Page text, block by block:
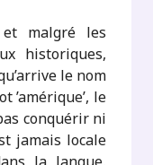
malgré les
historiques,
le nom
’amérique’, le
conquérir ni
jamais locale